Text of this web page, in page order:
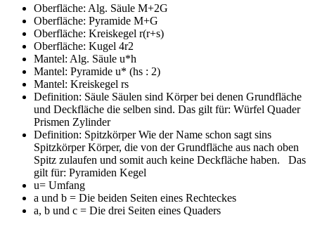
Oberfläche: Alg. Säule M+2G
Oberfläche: Pyramide M+G
Oberfläche: Kreiskegel r(r+s)
Oberfläche: Kugel 4r2
Mantel: Alg. Säule u*h
Mantel: Pyramide u* (hs : 2)
Mantel: Kreiskegel rs
Definition: Säule Säulen sind Körper bei denen Grundfläche
und Deckfläche die selben sind. Das gilt für: Würfel Quader
Prismen Zylinder
Definition: SpitzkörperWie der Name schon sagt sins
Spitzkörper Körper, die von der Grundfläche aus nach oben
Spitz zulaufen und somit auch keine Deckfläche haben. Das
gilt für: Pyramiden Kegel
u= Umfang
a und b = Die beiden Seiten eines Rechteckes
a, b und c = Die drei Seiten eines Quaders